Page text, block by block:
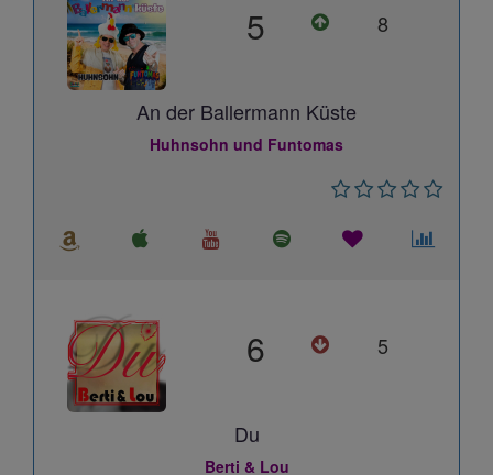
5 8
An der Ballermann Küste
Huhnsohn und Funtomas
6 5
Du
Berti & Lou